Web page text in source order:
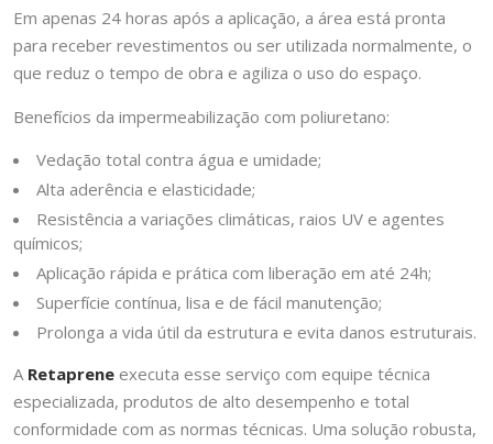
Em apenas 24 horas após a aplicação, a área está pronta
para receber revestimentos ou ser utilizada normalmente, o
que reduz o tempo de obra e agiliza o uso do espaço.
Benefícios da impermeabilização com poliuretano:
Vedação total contra água e umidade;
Alta aderência e elasticidade;
Resistência a variações climáticas, raios UV e agentes
químicos;
Aplicação rápida e prática com liberação em até 24h;
Superfície contínua, lisa e de fácil manutenção;
Prolonga a vida útil da estrutura e evita danos estruturais.
A Retaprene executa esse serviço com equipe técnica
especializada, produtos de alto desempenho e total
conformidade com as normas técnicas. Uma solução robusta,